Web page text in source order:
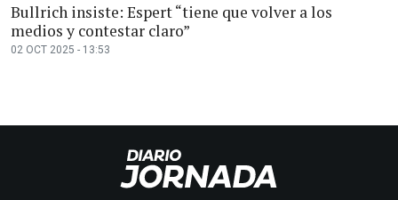
Bullrich insiste: Espert “tiene que volver a los
medios y contestar claro”
02 OCT 2025 - 13:53